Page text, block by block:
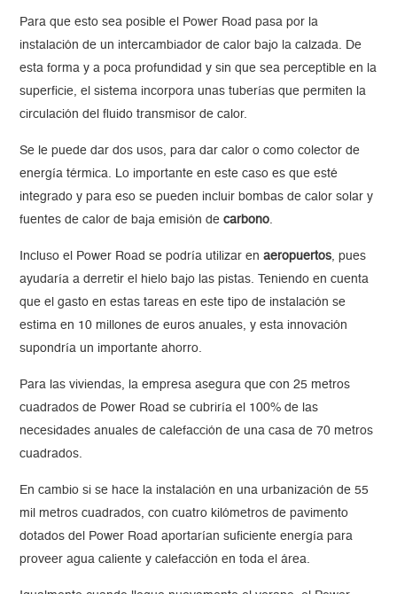
Para que esto sea posible el Power Road pasa por la
instalación de un intercambiador de calor bajo la calzada. De
esta forma y a poca profundidad y sin que sea perceptible en la
superficie, el sistema incorpora unas tuberías que permiten la
circulación del fluido transmisor de calor.
Se le puede dar dos usos, para dar calor o como colector de
energía térmica. Lo importante en este caso es que esté
integrado y para eso se pueden incluir bombas de calor solar y
fuentes de calor de baja emisión decarbono.
Incluso el Power Road se podría utilizar enaeropuertos, pues
ayudaría a derretir el hielo bajo las pistas. Teniendo en cuenta
que el gasto en estas tareas en este tipo de instalación se
estima en 10 millones de euros anuales, y esta innovación
supondría un importante ahorro.
Para las viviendas, la empresa asegura que con 25 metros
cuadrados de Power Road se cubriría el 100% de las
necesidades anuales de calefacción de una casa de 70 metros
cuadrados.
En cambio si se hace la instalación en una urbanización de 55
mil metros cuadrados, con cuatro kilómetros de pavimento
dotados del Power Road aportarían suficiente energía para
proveer agua caliente y calefacción en toda el área.